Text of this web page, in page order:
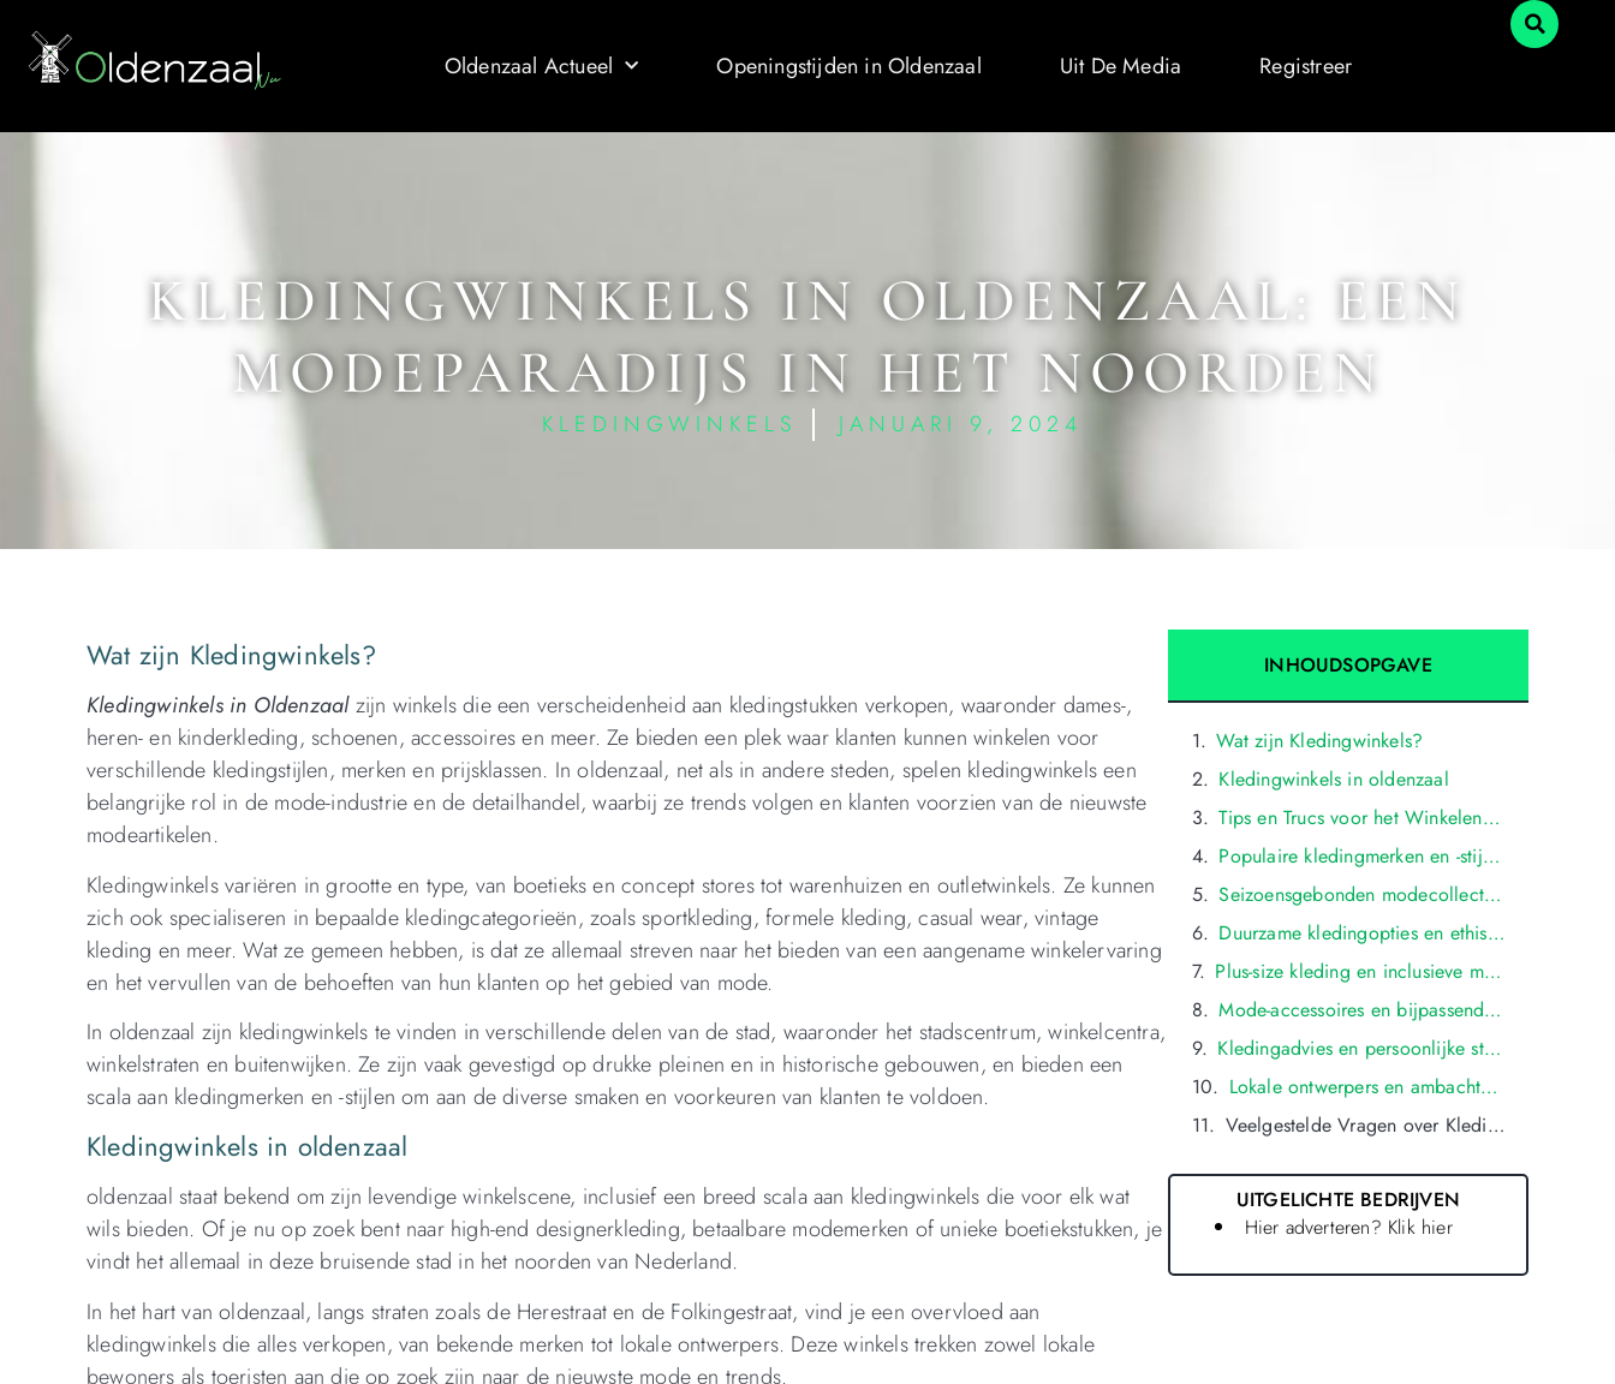
Oldenzaal Actueel Openingstijden in Oldenzaal Uit De Media Registreer
KLEDINGWINKELS IN OLDENZAAL: EEN
MODEPARADIJS IN HET NOORDEN
KLEDINGWINKELS JANUARI 9, 2024
Wat zijn Kledingwinkels?
Kledingwinkels in Oldenzaalzijn winkels die een verscheidenheid aan kledingstukken verkopen, waaronder dames-,
heren- en kinderkleding, schoenen, accessoires en meer. Ze bieden een plek waar klanten kunnen winkelen voor
verschillende kledingstijlen, merken en prijsklassen. In oldenzaal, net als in andere steden, spelen kledingwinkels een
belangrijke rol in de mode-industrie en de detailhandel, waarbij ze trends volgen en klanten voorzien van de nieuwste
modeartikelen.
Kledingwinkels variëren in grootte en type, van boetieks en concept stores tot warenhuizen en outletwinkels. Ze kunnen
zich ook specialiseren in bepaalde kledingcategorieën, zoals sportkleding, formele kleding, casual wear, vintage
kleding en meer. Wat ze gemeen hebben, is dat ze allemaal streven naar het bieden van een aangename winkelervaring
en het vervullen van de behoeften van hun klanten op het gebied van mode.
In oldenzaal zijn kledingwinkels te vinden in verschillende delen van de stad, waaronder het stadscentrum, winkelcentra,
winkelstraten en buitenwijken. Ze zijn vaak gevestigd op drukke pleinen en in historische gebouwen, en bieden een
scala aan kledingmerken en -stijlen om aan de diverse smaken en voorkeuren van klanten te voldoen.
Kledingwinkels in oldenzaal
oldenzaal staat bekend om zijn levendige winkelscene, inclusief een breed scala aan kledingwinkels die voor elk wat
wils bieden. Of je nu op zoek bent naar high-end designerkleding, betaalbare modemerken of unieke boetiekstukken, je
vindt het allemaal in deze bruisende stad in het noorden van Nederland.
In het hart van oldenzaal, langs straten zoals de Herestraat en de Folkingestraat, vind je een overvloed aan
kledingwinkels die alles verkopen, van bekende merken tot lokale ontwerpers. Deze winkels trekken zowel lokale
bewoners als toeristen aan die op zoek zijn naar de nieuwste mode en trends.
INHOUDSOPGAVE
Wat zijn Kledingwinkels?
Kledingwinkels in oldenzaal
Tips en Trucs voor het Winkelen in oldenzaal
Populaire kledingmerken en -stijlen verkrijgbaar bij kledingwinkels in oldenzaal
Seizoensgebonden modecollecties bij lokale kledingwinkels in oldenzaal
Duurzame kledingopties en ethische merken in oldenzaalse kledingwinkels
Plus-size kleding en inclusieve modekeuzes in oldenzaalse kledingwinkels
Mode-accessoires en bijpassende items verkrijgbaar bij kledingwinkels in oldenzaal
Kledingadvies en persoonlijke stylingdiensten aangeboden door kledingwinkels in oldenzaal
Lokale ontwerpers en ambachtelijke kledingstukken bij Groningse boetieks en kledingwinkels
Veelgestelde Vragen over Kledingwinkels in oldenzaal
UITGELICHTE BEDRIJVEN
Hier adverteren? Klik hier